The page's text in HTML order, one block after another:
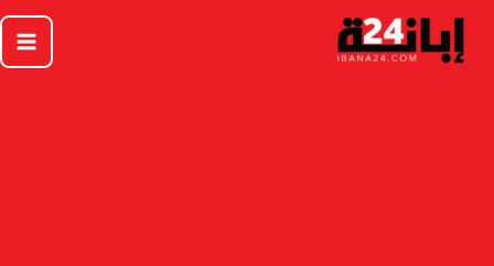
تخطي
المحتوى